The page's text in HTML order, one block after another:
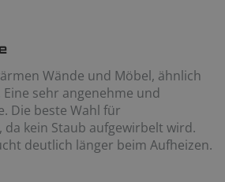
Wände und Möbel, ähnlich
sehr angenehme und
Die beste Wahl für
kein Staub aufgewirbelt wird.
deutlich länger beim Aufheizen.